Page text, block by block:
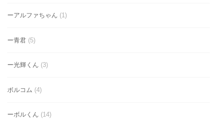
ーアルファちゃん (1)
ー青君 (5)
ー光輝くん (3)
ボルコム (4)
ーボルくん (14)